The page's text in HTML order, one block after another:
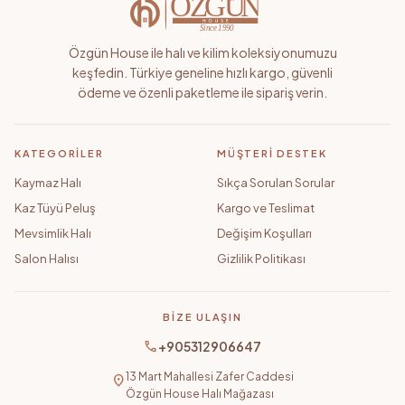
Özgün House ile halı ve kilim koleksiyonumuzu
keşfedin. Türkiye geneline hızlı kargo, güvenli
ödeme ve özenli paketleme ile sipariş verin.
KATEGORILER
Kaymaz Halı
Kaz Tüyü Peluş
Mevsimlik Halı
Salon Halısı
MÜŞTERI DESTEK
Sıkça Sorulan Sorular
Kargo ve Teslimat
Değişim Koşulları
Gizlilik Politikası
BIZE ULAŞIN
call+905312906647
location_on13 Mart Mahallesi Zafer Caddesi
Özgün House Halı Mağazası